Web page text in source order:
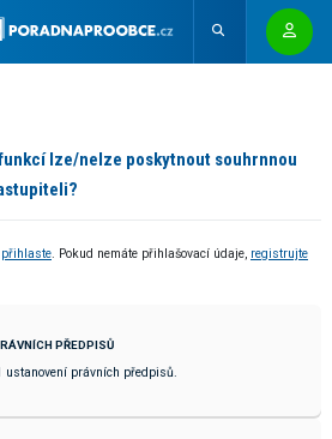
lze/nelze poskytnout souhrnnou
přihlaste. Pokud nemáte přihlašovací údaje, registrujte
PŘEDPISŮ
ustanovení právních předpisů.